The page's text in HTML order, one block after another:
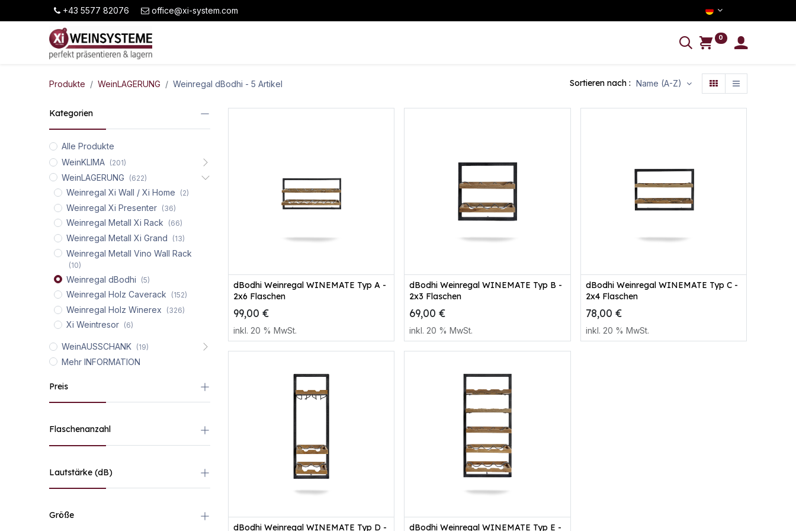
+43 5577 82076 office@xi-system.com
0
Produkte WeinLAGERUNG Weinregal dBodhi - 5 Artikel Sortieren nach : Name (A-Z)
Kategorien
Alle Produkte
WeinKLIMA
(201)
WeinLAGERUNG (622)
Weinregal Xi Wall / Xi Home (2)
Weinregal Xi Presenter (36)
Weinregal Metall Xi Rack (66)
Weinregal Metall Xi Grand (13)
Weinregal Metall Vino Wall Rack
(10)
Weinregal dBodhi (5)
Weinregal Holz Caverack (152)
Weinregal Holz Winerex (326)
Xi Weintresor (6)
WeinAUSSCHANK (19)
Mehr INFORMATION
Preis
Flaschenanzahl
Lautstärke (dB)
Größe
Zum Warenkorb
dBodhi Weinregal WINEMATE Typ A -
2x6 Flaschen
99,00 €
inkl. 20 % MwSt.
Zum Warenkorb
dBodhi Weinregal WINEMATE Typ B -
2x3 Flaschen
69,00 €
inkl. 20 % MwSt.
Zum Warenkorb
dBodhi Weinregal WINEMATE Typ C -
2x4 Flaschen
78,00 €
inkl. 20 % MwSt.
Zum Warenkorb
dBodhi Weinregal WINEMATE Typ D - Zum Warenkorb
dBodhi Weinregal WINEMATE Typ E -